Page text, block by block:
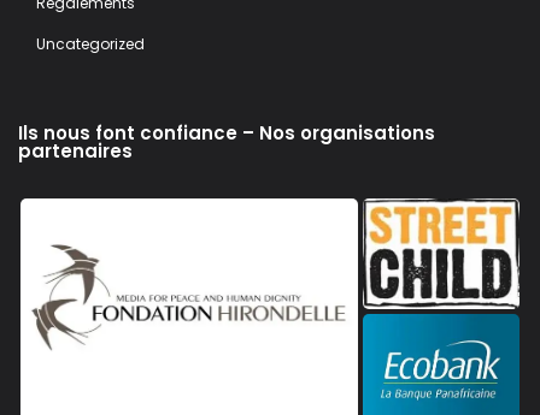
Uncategorized
Ils nous font confiance – Nos organisations
partenaires